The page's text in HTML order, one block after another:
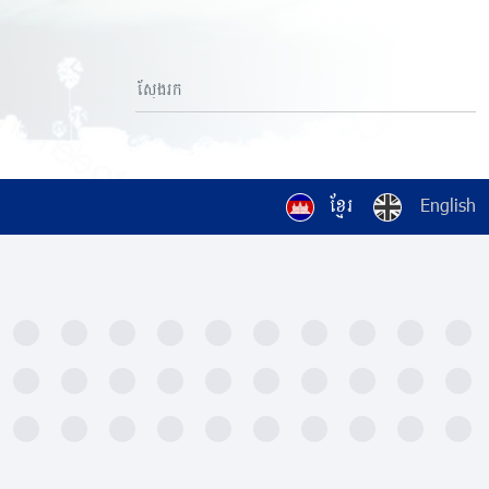
ខ្មែរ English